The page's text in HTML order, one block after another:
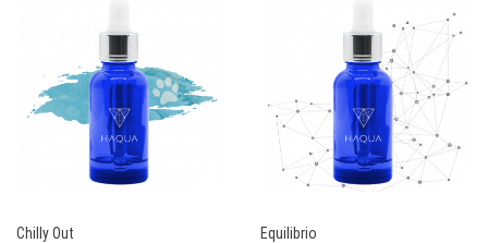
Chilly Out
Equilibrio